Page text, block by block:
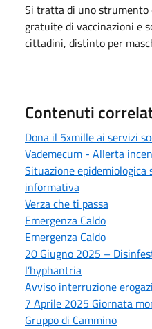
Si tratta di uno strumento
gratuite di vaccinazioni e
cittadini, distinto per
Contenuti
Dona il 5xmille ai servizi
Vademecum - Allerta
Situazione
informativa
Verza che ti passa
Emergenza Caldo
Emergenza Caldo
20 Giugno 2025 –
l’hyphantria
Avviso interruzione
7 Aprile 2025 Giornata
Gruppo di Cammino